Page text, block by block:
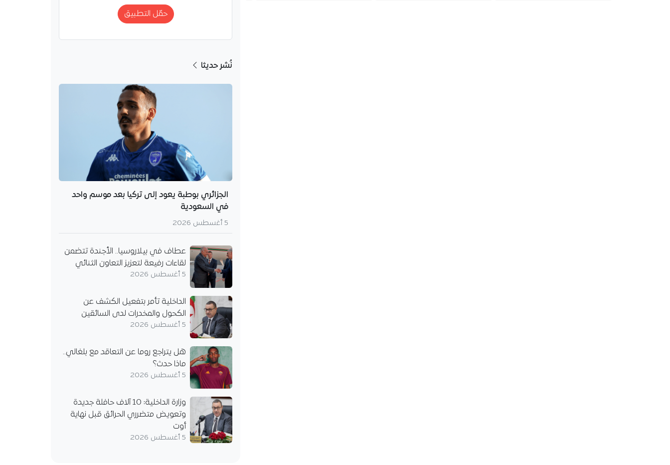
حمّل التطبيق
نُشر حديثا
الجزائري بوطبة يعود إلى تركيا بعد موسم واحد
في السعودية
5 أغسطس 2026
عطاف في بيلاروسيا.. الأجندة تتضمن
لقاءات رفيعة لتعزيز التعاون الثنائي
5 أغسطس 2026
الداخلية تأمر بتفعيل الكشف عن
الكحول والمخدرات لدى السائقين
5 أغسطس 2026
هل يتراجع روما عن التعاقد مع بلغالي..
ماذا حدث؟
5 أغسطس 2026
وزارة الداخلية: 10 آلاف حافلة جديدة
وتعويض متضرري الحرائق قبل نهاية
أوت
5 أغسطس 2026